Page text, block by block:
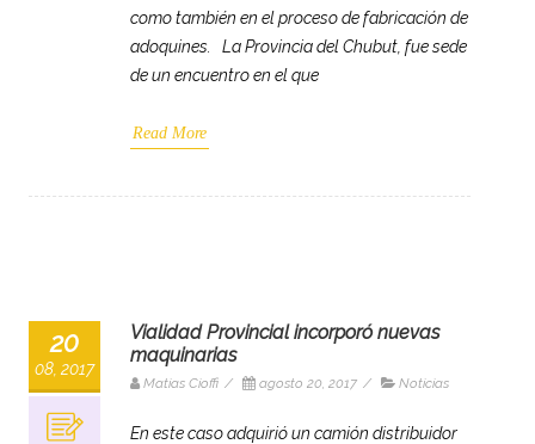
como también en el proceso de fabricación de
adoquines. La Provincia del Chubut, fue sede
de un encuentro en el que
Read More
20
08, 2017
Vialidad Provincial incorporó nuevas
maquinarias
Matias Cioffi / agosto 20, 2017 / Noticias
En este caso adquirió un camión distribuidor